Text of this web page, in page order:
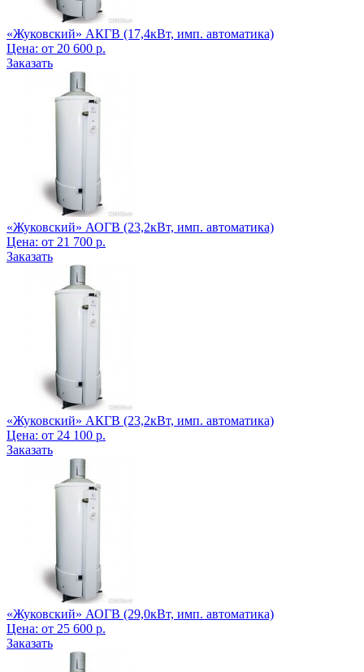
«Жуковский» АКГВ (17,4кВт, имп. автоматика)
Цена: от 20 600 р.
Заказать
«Жуковский» АОГВ (23,2кВт, имп. автоматика)
Цена: от 21 700 р.
Заказать
«Жуковский» АКГВ (23,2кВт, имп. автоматика)
Цена: от 24 100 р.
Заказать
«Жуковский» АОГВ (29,0кВт, имп. автоматика)
Цена: от 25 600 р.
Заказать